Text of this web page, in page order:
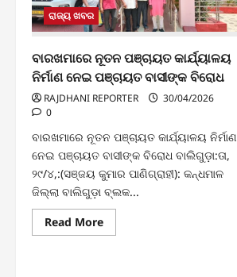
ରାଜ୍ୟ ଖବର
ବାରଖମାରେ ନୂତନ ପଞ୍ଚାୟତ କାର୍ଯ୍ୟାଳୟ
ନିର୍ମାଣ ନେଇ ପଞ୍ଚାୟତ ବାସୀଙ୍କ ବିରୋଧ
RAJDHANI REPORTER
30/04/2026
0
ବାରଖମାରେ ନୂତନ ପଞ୍ଚାୟତ କାର୍ଯ୍ୟାଳୟ ନିର୍ମାଣ
ନେଇ ପଞ୍ଚାୟତ ବାସୀଙ୍କ ବିରୋଧ ବାଲିଗୁଡ଼ା:ତା,
୨୯/୪,:(ସଞ୍ଜୟ କୁମାର ପାଣିଗ୍ରାହୀ): କନ୍ଧମାଳ
ଜିଲ୍ଲା ବାଲିଗୁଡ଼ା ବ୍ଲକ...
Read MoreRead
more